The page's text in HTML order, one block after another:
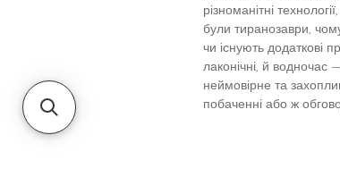
різноманітні
були тиранозаври,
чи існують додаткові
лаконічні, й
неймовірне та
побаченні або ж